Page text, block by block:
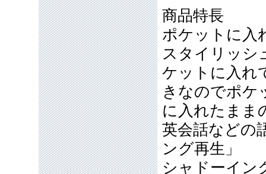
商品特長
ポケットに入
スタイリッシ
ケットに入れ
きなのでポケ
に入れたまま
英会話などの
ング再生」
シャドーイン